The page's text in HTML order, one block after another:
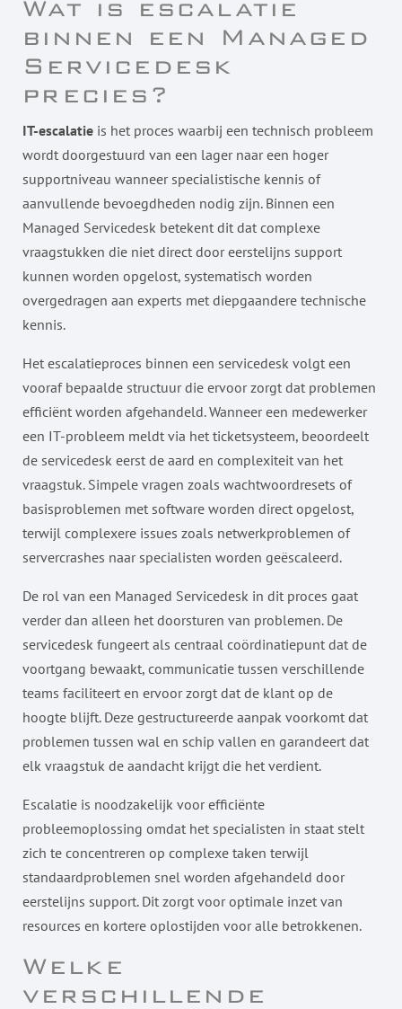
Wat is escalatie
binnen een Managed
Servicedesk
precies?
IT-escalatie is het proces waarbij een technisch probleem
wordt doorgestuurd van een lager naar een hoger
supportniveau wanneer specialistische kennis of
aanvullende bevoegdheden nodig zijn. Binnen een
Managed Servicedesk betekent dit dat complexe
vraagstukken die niet direct door eerstelijns support
kunnen worden opgelost, systematisch worden
overgedragen aan experts met diepgaandere technische
kennis.
Het escalatieproces binnen een servicedesk volgt een
vooraf bepaalde structuur die ervoor zorgt dat problemen
efficiënt worden afgehandeld. Wanneer een medewerker
een IT-probleem meldt via het ticketsysteem, beoordeelt
de servicedesk eerst de aard en complexiteit van het
vraagstuk. Simpele vragen zoals wachtwoordresets of
basisproblemen met software worden direct opgelost,
terwijl complexere issues zoals netwerkproblemen of
servercrashes naar specialisten worden geëscaleerd.
De rol van een Managed Servicedesk in dit proces gaat
verder dan alleen het doorsturen van problemen. De
servicedesk fungeert als centraal coördinatiepunt dat de
voortgang bewaakt, communicatie tussen verschillende
teams faciliteert en ervoor zorgt dat de klant op de
hoogte blijft. Deze gestructureerde aanpak voorkomt dat
problemen tussen wal en schip vallen en garandeert dat
elk vraagstuk de aandacht krijgt die het verdient.
Escalatie is noodzakelijk voor efficiënte
probleemoplossing omdat het specialisten in staat stelt
zich te concentreren op complexe taken terwijl
standaardproblemen snel worden afgehandeld door
eerstelijns support. Dit zorgt voor optimale inzet van
resources en kortere oplostijden voor alle betrokkenen.
Welke
verschillende